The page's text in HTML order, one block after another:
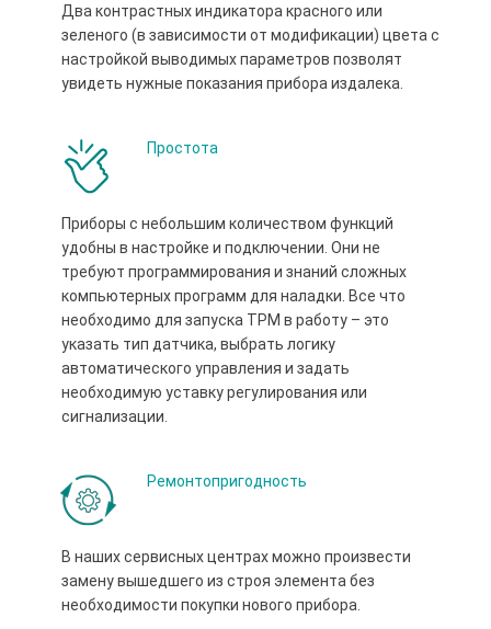
Два контрастных индикатора красного или
зеленого (в зависимости от модификации) цвета с
настройкой выводимых параметров позволят
увидеть нужные показания прибора издалека.
Простота
Приборы с небольшим количеством функций
удобны в настройке и подключении. Они не
требуют программирования и знаний сложных
компьютерных программ для наладки. Все что
необходимо для запуска ТРМ в работу – это
указать тип датчика, выбрать логику
автоматического управления и задать
необходимую уставку регулирования или
сигнализации.
Ремонтопригодность
В наших сервисных центрах можно произвести
замену вышедшего из строя элемента без
необходимости покупки нового прибора.